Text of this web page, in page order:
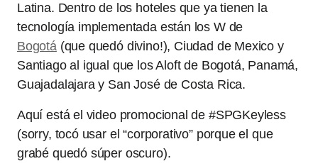
Latina. Dentro de los hoteles que ya tienen la
tecnología implementada están los W de
Bogotá(que quedó divino!), Ciudad de Mexico y
Santiago al igual que los Aloft de Bogotá, Panamá,
Guajadalajara y San José de Costa Rica.
Aquí está el video promocional de #SPGKeyless
(sorry, tocó usar el “corporativo” porque el que
grabé quedó súper oscuro).